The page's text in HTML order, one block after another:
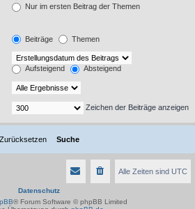
Nur im ersten Beitrag der Themen
Beiträge Themen
Aufsteigend
Absteigend
Zeichen der Beiträge anzeigen
Alle Zeiten sind UTC
Datenschutz
® Forum Software © phpBB Limited